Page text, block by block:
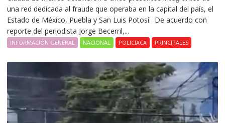
una red dedicada al fraude que operaba en la capital del país, el
Estado de México, Puebla y San Luis Potosí. De acuerdo con
reporte del periodista Jorge Becerril,...
INFORMACIÓN GENERAL NACIONAL POLICIACA PRINCIPALES